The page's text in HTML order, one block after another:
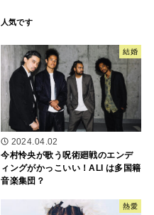
結婚
2024.04.02
今村怜央が歌う呪術廻戦のエンデ
ィングがかっこいい！ALI は多国籍
音楽集団？
熱愛